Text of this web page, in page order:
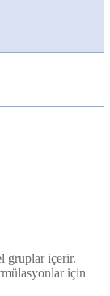
gruplar içerir.
için